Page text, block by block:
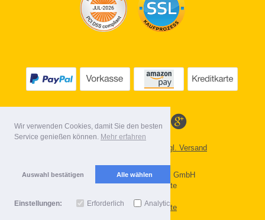
Wir verwenden Cookies, damit Sie den besten
Service genießen können. Mehr erfahren
Auswahl bestätigen Alle wählen
Einstellungen: Erforderlich Analytics
Alle Preise inkl. MwSt. evtl. zzgl. Versand
Copyright 2026 by Gebr. Röhl GmbH
Mobile Shop by Shopgate
Zur klassischen Webseite